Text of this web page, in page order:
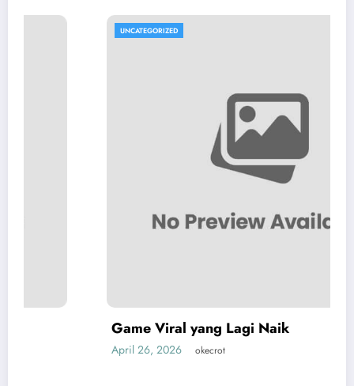
Game Viral yang Lagi Naik
okecrot